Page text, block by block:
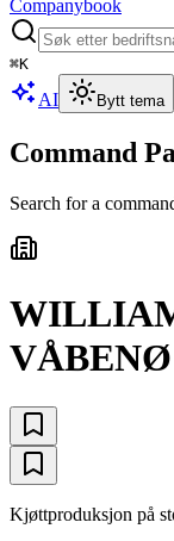
Companybook
⌘K
AI Bytt tema
Command
Search for a
Kjøttproduksjon på